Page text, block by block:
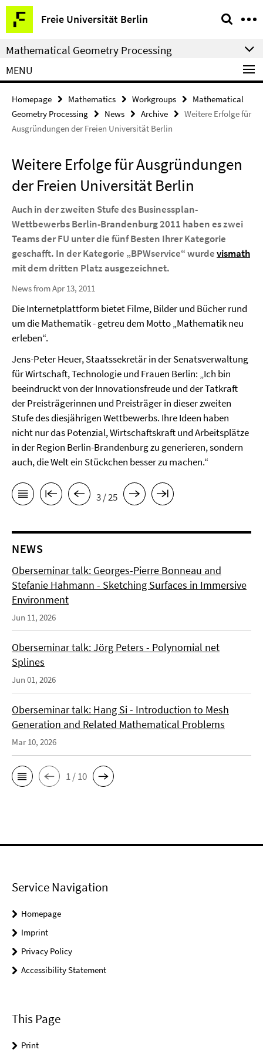
Springe
direkt
zu
Inhalt
Freie Universität Berlin
Service
Navigation
Mathematical Geometry Processing
MENU
Homepage Mathematics Workgroups
Mathematical
Geometry Processing
News Archive
Weitere Erfolge für
Ausgründungen der Freien Universität Berlin
Weitere Erfolge für Ausgründungen
der Freien Universität Berlin
Auch in der zweiten Stufe des Businessplan-
Wettbewerbs Berlin-Brandenburg 2011 haben es zwei
Teams der FU unter die fünf Besten Ihrer Kategorie
geschafft. In der Kategorie „BPWservice“ wurdevismath
mit dem dritten Platzausgezeichnet.
News from Apr 13, 2011
Die Internetplattform bietet Filme, Bilder und Bücher rund
um die Mathematik - getreu dem Motto „Mathematik neu
erleben“.
Jens-Peter Heuer, Staatssekretär in der Senatsverwaltung
für Wirtschaft, Technologie und Frauen Berlin: „Ich bin
beeindruckt von der Innovationsfreude und der Tatkraft
der Preisträgerinnen und Preisträger in dieser zweiten
Stufe des diesjährigen Wettbewerbs. Ihre Ideen haben
nicht nur das Potenzial, Wirtschaftskraft und Arbeitsplätze
in der Region Berlin-Brandenburg zu generieren, sondern
auch, die Welt ein Stückchen besser zu machen.“
3 / 25
NEWS
Oberseminar talk: Georges-Pierre Bonneau and
Stefanie Hahmann - Sketching Surfaces in Immersive
Environment
Jun 11, 2026
Oberseminar talk: Jörg Peters - Polynomial net
Splines
Jun 01, 2026
Oberseminar talk: Hang Si - Introduction to Mesh
Generation and Related Mathematical Problems
Mar 10, 2026
1 / 10
Service Navigation
Homepage
Imprint
Privacy Policy
Accessibility Statement
This Page
Print